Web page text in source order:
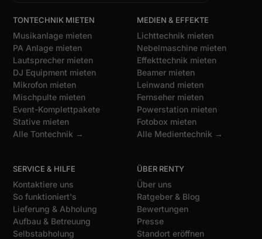
TONTECHNIK MIETEN
Musikanlage mieten
PA Anlage mieten
Lautsprecher mieten
DJ Equipment mieten
Mikrofon mieten
Mischpulte mieten
Event-Komplettpakete
Stative mieten
Alle Tontechnik →
MEDIEN & EFFEKTE
Lichttechnik mieten
Nebelmaschine mieten
Effekttechnik mieten
Beamer mieten
Leinwand mieten
Fernseher mieten
Powerstation mieten
Fotobox mieten
Alle Medientechnik →
SERVICE & HILFE
Kontaktiere uns
So funktioniert's
Lieferung & Abholung
Aufbau & Betreuung
Selbstabholung
ÜBER RENTY
Über uns
Ratgeber & Blog
Bewertungen
Presse
Standort eröffnen